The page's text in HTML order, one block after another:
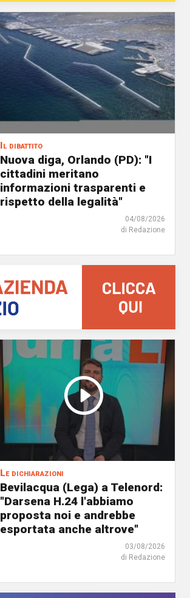
Il dibattito
Nuova diga, Orlando (PD): "I
cittadini meritano
informazioni trasparenti e
rispetto della legalità"
04/08/2026
di Redazione
Le dichiarazioni
Bevilacqua (Lega) a Telenord:
"Darsena H.24 l'abbiamo
proposta noi e andrebbe
esportata anche altrove"
03/08/2026
di Redazione